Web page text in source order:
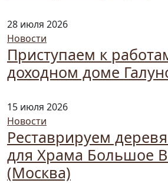
28 июля 2026
Новости
Приступаем к
доходном доме
15 июля 2026
Новости
Реставрируем
для Храма Большое
(Москва)